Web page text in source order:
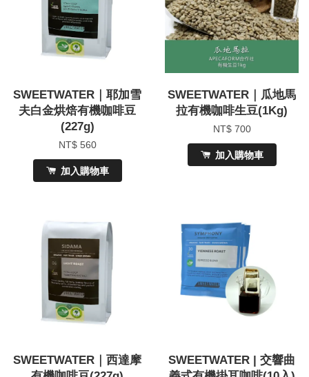
SWEETWATER｜耶加雪
夫白金烘焙有機咖啡豆
(227g)
NT$ 560
加入購物車
SWEETWATER｜瓜地馬
拉有機咖啡生豆(1Kg)
NT$ 700
加入購物車
SWEETWATER｜西達摩
SWEETWATER | 交響曲